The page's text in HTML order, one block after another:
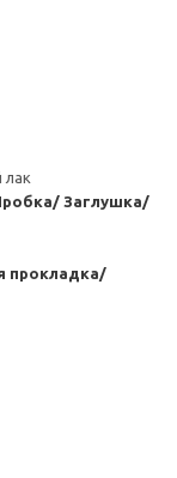
лак
Заглушка/
прокладка/